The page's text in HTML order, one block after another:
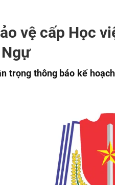
vệ cấp Học
trọng thông báo kế